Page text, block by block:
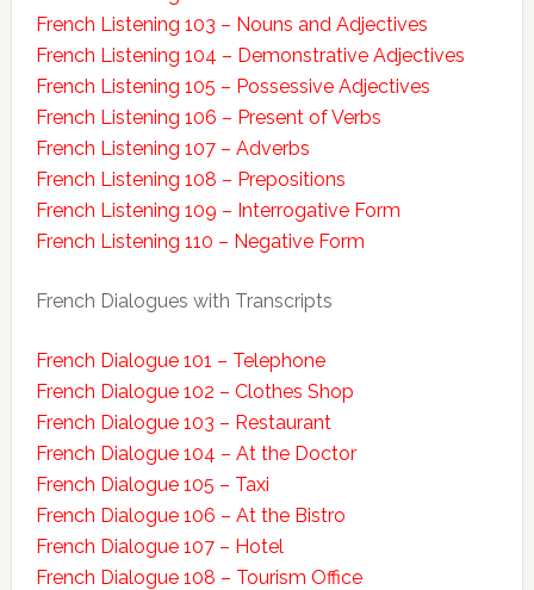
French Listening 103 – Nouns and Adjectives
French Listening 104 – Demonstrative Adjectives
French Listening 105 – Possessive Adjectives
French Listening 106 – Present of Verbs
French Listening 107 – Adverbs
French Listening 108 – Prepositions
French Listening 109 – Interrogative Form
French Listening 110 – Negative Form
French Dialogues with Transcripts
French Dialogue 101 – Telephone
French Dialogue 102 – Clothes Shop
French Dialogue 103 – Restaurant
French Dialogue 104 – At the Doctor
French Dialogue 105 – Taxi
French Dialogue 106 – At the Bistro
French Dialogue 107 – Hotel
French Dialogue 108 – Tourism Office